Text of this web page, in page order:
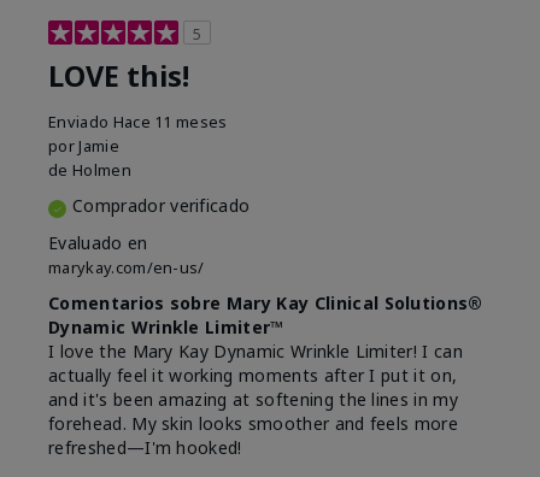
5
LOVE this!
Enviado Hace 11 meses
por Jamie
de Holmen
Comprador verificado
Evaluado en
marykay.com/en-us/
Comentarios sobre Mary Kay Clinical Solutions®
Dynamic Wrinkle Limiter™
I love the Mary Kay Dynamic Wrinkle Limiter! I can
actually feel it working moments after I put it on,
and it's been amazing at softening the lines in my
forehead. My skin looks smoother and feels more
refreshed—I'm hooked!